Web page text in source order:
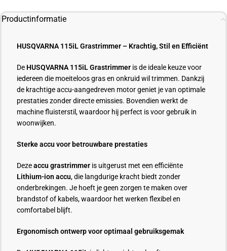
Productinformatie
HUSQVARNA 115iL Grastrimmer – Krachtig, Stil en Efficiënt
De HUSQVARNA 115iL Grastrimmer is de ideale keuze voor
iedereen die moeiteloos gras en onkruid wil trimmen. Dankzij
de krachtige accu-aangedreven motor geniet je van optimale
prestaties zonder directe emissies. Bovendien werkt de
machine fluisterstil, waardoor hij perfect is voor gebruik in
woonwijken.
Sterke accu voor betrouwbare prestaties
Dezeaccu grastrimmer is uitgerust met een efficiënte
Lithium-ion accu, die langdurige kracht biedt zonder
onderbrekingen. Je hoeft je geen zorgen te maken over
brandstof of kabels, waardoor het werken flexibel en
comfortabel blijft.
Ergonomisch ontwerp voor optimaal gebruiksgemak